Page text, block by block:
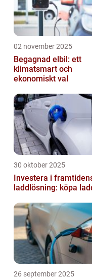
02 november 2025
Begagnad elbil: ett
klimatsmart och
ekonomiskt val
30 oktober 2025
Investera i
laddlösning: köpa
26 september 2025